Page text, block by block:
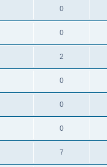
0
0
2
0
0
0
7